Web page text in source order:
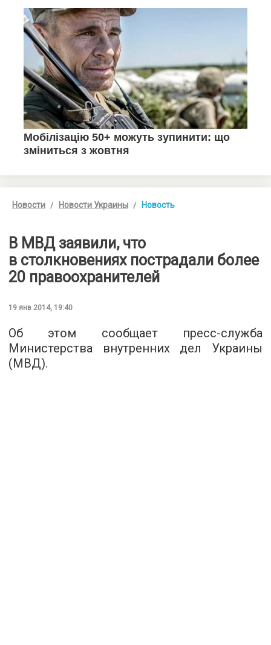
Новости Новости Украины Новость
В МВД заявили, что
в столкновениях пострадали более
20 правоохранителей
19 янв 2014, 19:40
Об этом сообщает пресс-служба
Министерства внутренних дел Украины
(МВД).